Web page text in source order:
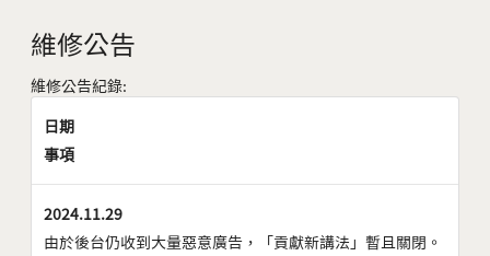
維修公告
維修公告紀錄:
日期
事項
2024.11.29
由於後台仍收到大量惡意廣告，「貢獻新講法」暫且關閉。